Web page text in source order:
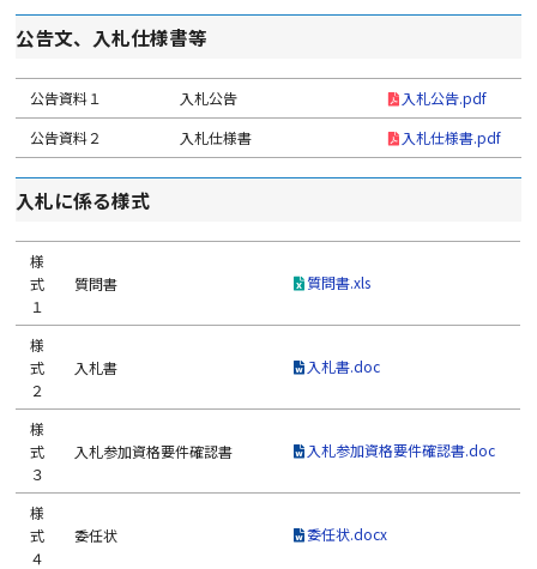
公告文、入札仕様書等
公告資料１ 入札公告
入札公告.pdf
公告資料２
入札仕様書 入札仕様書.pdf
入札に係る様式
様
式
１
質問書 質問書.xls
様
式
２
入札書 入札書.doc
様
式
３
入札参加資格要件確認書 入札参加資格要件確認書.doc
様
式
４
委任状 委任状.docx